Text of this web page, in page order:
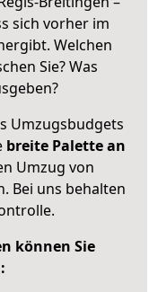
sich vorher im
Welchen
Sie? Was
Umzugsbudgets
breite Palette an
Umzug von
Bei uns behalten
können Sie